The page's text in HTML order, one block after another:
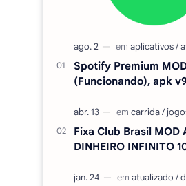
Spotify Premium
(Funcionando), apk
Fixa Club Brasil MOD
DINHEIRO INFINITO